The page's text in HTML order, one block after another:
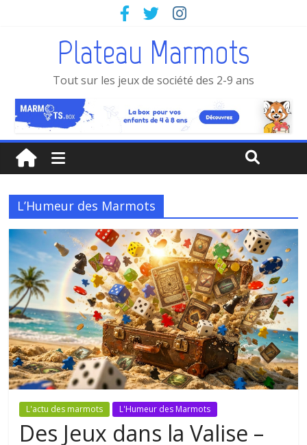
Plateau Marmots
Tout sur les jeux de société des 2-9 ans
L’Humeur des Marmots
L'actu des marmots L'Humeur des Marmots
Des Jeux dans la Valise –